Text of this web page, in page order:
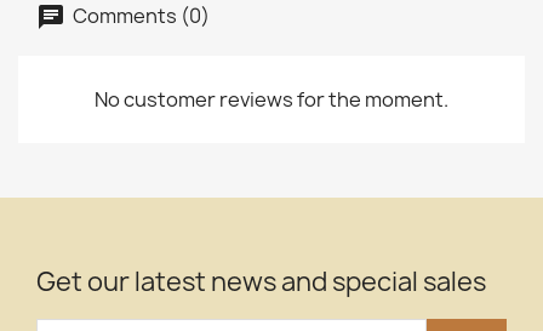
Comments (0)
No customer reviews for the moment.
Get our latest news and special sales